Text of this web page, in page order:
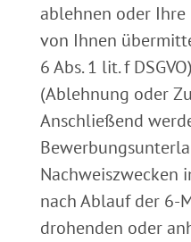
ablehnen oder Ihre
von Ihnen
6 Abs. 1 lit. f
(Ablehnung oder
Anschließend
Nachweiszwecken
nach Ablauf der 6-
drohenden oder